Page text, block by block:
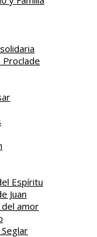
Proclade
Espíritu
Juan
del amor